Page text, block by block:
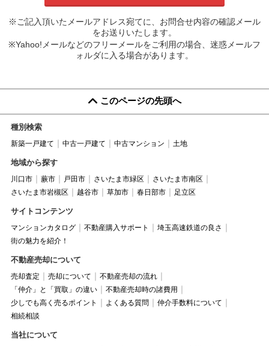
※ご記入頂いたメールアドレス宛てに、お問合せ内容の確認メール
をお送りいたします。
※Yahoo!メールなどのフリーメールをご利用の場合、迷惑メールフ
ォルダに入る場合があります。
このページの先頭へ
種別検索
新築一戸建て 中古一戸建て 中古マンション 土地
地域から探す
川口市 蕨市 戸田市 さいたま市緑区
さいたま市南区
さいたま市岩槻区
越谷市 草加市 春日部市 足立区
サイトコンテンツ
マンションカタログ 不動産購入サポート
埼玉高速鉄道の良さ
街の魅力を紹介！
不動産売却について
売却査定 売却について
不動産売却の流れ
「仲介」と「買取」の違い
不動産売却時の諸費用
少しでも高く売るポイント
よくある質問
仲介手数料について
相続相談
当社について